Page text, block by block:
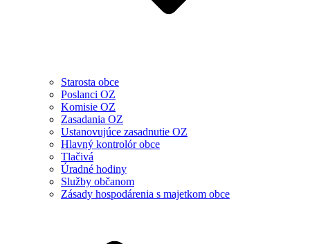
Starosta obce
Poslanci OZ
Komisie OZ
Zasadania OZ
Ustanovujúce zasadnutie OZ
Hlavný kontrolór obce
Tlačivá
Úradné hodiny
Služby občanom
Zásady hospodárenia s majetkom obce